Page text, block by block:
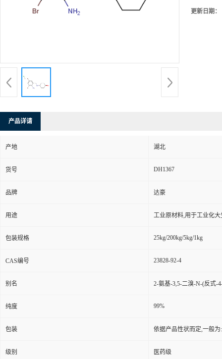
更新日期：
产品详请
产地 湖北
货号 DH1367
品牌 达豪
用途 工业原材料,用于工业化大
包装规格 25kg/200kg/5kg/1kg
CAS编号 23828-92-4
别名 2-氨基-3,5-二溴-N-(反式-
纯度 99%
包装 依据产品性状而定,一般
级别 医药级